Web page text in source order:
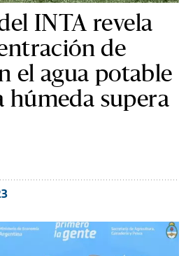
INTA revela
de
el agua potable
húmeda supera